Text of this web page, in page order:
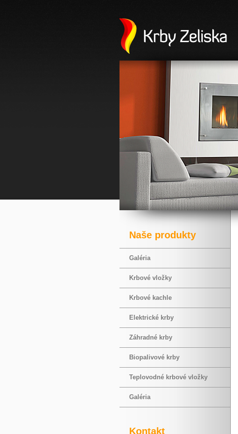
Naše produkty
Galéria
Krbové vložky
Krbové kachle
Elektrické krby
Záhradné krby
Biopalivové krby
Teplovodné krbové vložky
Galéria
Kontakt